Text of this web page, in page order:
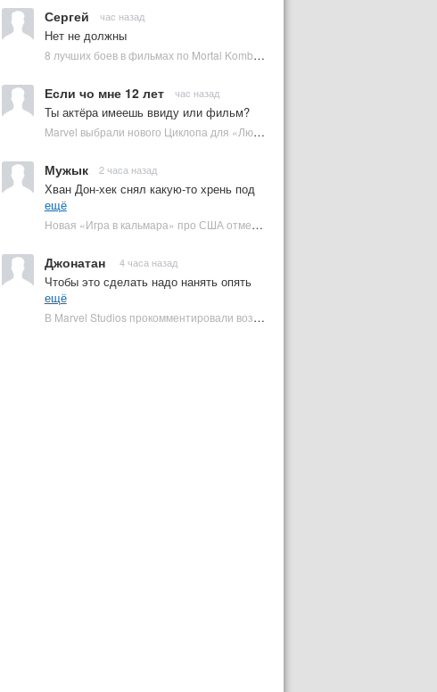
Сергей час назад
Нет не должны
8 лучших боев в фильмах по Mortal Kombat: от «Смертельной битвы» до «Мортал Комбат 2» | Plugged In Ru
Если чо мне 12 лет час назад
Ты актёра имеешь ввиду или фильм?
Marvel выбрали нового Циклопа для «Людей Икс» | Plugged In Ru
Мужык 2 часа назад
Хван Дон-хек снял какую-то хрень под
ещё
Новая «Игра в кальмара» про США отменена | Plugged In Ru
Джонатан 4 часа назад
Чтобы это сделать надо нанять опять
ещё
В Marvel Studios прокомментировали возвращение Канга на экраны | Plugged In Ru